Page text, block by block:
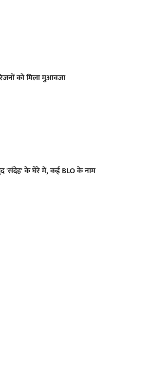
को मिला मुआवजा
'संदेह' के घेरे में, कई BLO के नाम